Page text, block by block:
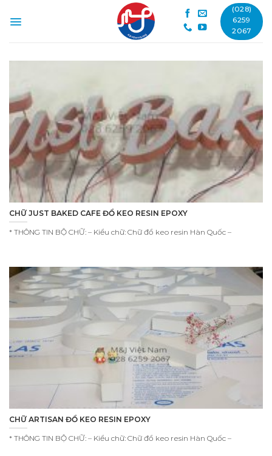
(028)
6259
2067
CHỮ JUST BAKED CAFE ĐỔ KEO RESIN EPOXY
* THÔNG TIN BỘ CHỮ: – Kiểu chữ: Chữ đổ keo resin Hàn Quốc –
CHỮ ARTISAN ĐỔ KEO RESIN EPOXY
* THÔNG TIN BỘ CHỮ: – Kiểu chữ: Chữ đổ keo resin Hàn Quốc –